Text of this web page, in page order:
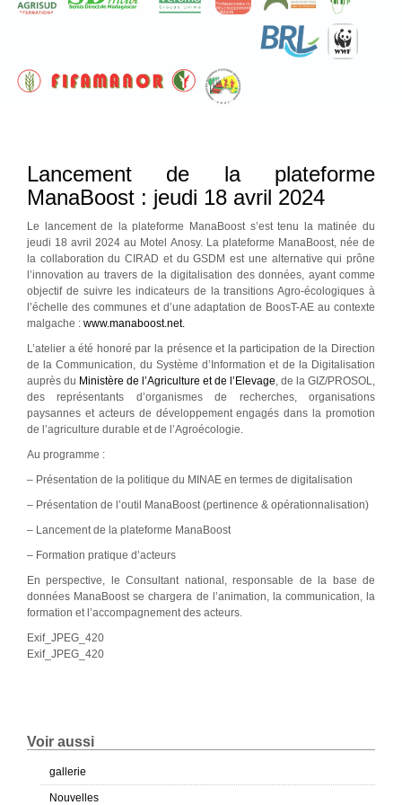
Lancement de la plateforme
ManaBoost : jeudi 18 avril 2024
Le lancement de la plateforme ManaBoost s’est tenu la matinée du
jeudi 18 avril 2024 au Motel Anosy. La plateforme ManaBoost, née de
la collaboration du CIRAD et du GSDM est une alternative qui prône
l’innovation au travers de la digitalisation des données, ayant comme
objectif de suivre les indicateurs de la transitions Agro-écologiques à
l’échelle des communes et d’une adaptation de BoosT-AE au contexte
malgache : www.manaboost.net.
L’atelier a été honoré par la présence et la participation de la Direction
de la Communication, du Système d’Information et de la Digitalisation
auprès du Ministère de l’Agriculture et de l’Elevage, de la GIZ/PROSOL,
des représentants d’organismes de recherches, organisations
paysannes et acteurs de développement engagés dans la promotion
de l’agriculture durable et de l’Agroécologie.
Au programme :
– Présentation de la politique du MINAE en termes de digitalisation
– Présentation de l’outil ManaBoost (pertinence & opérationnalisation)
– Lancement de la plateforme ManaBoost
– Formation pratique d’acteurs
En perspective, le Consultant national, responsable de la base de
données ManaBoost se chargera de l’animation, la communication, la
formation et l’accompagnement des acteurs.
Exif_JPEG_420
Exif_JPEG_420
Voir aussi
gallerie
Nouvelles